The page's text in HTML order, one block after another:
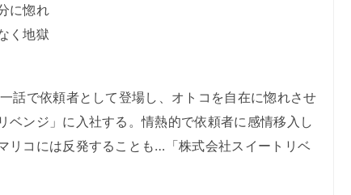
に惚れ
く地獄
話で依頼者として登場し、オトコを自在に惚れさせ
ベンジ」に入社する。情熱的で依頼者に感情移入し
リコには反発することも…「株式会社スイートリベ